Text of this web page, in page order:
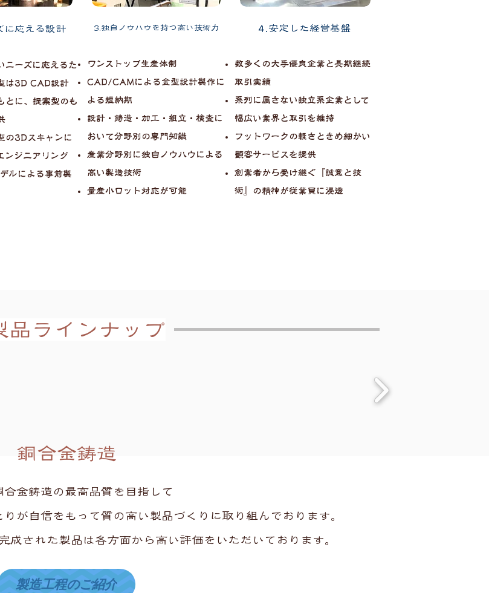
に応える設計
ニーズに応えるた
は3D CAD設計
とに、提案型のも
の3Dスキャンに
ンジニアリング
ルによる事前製
3.独自ノウハウを持つ高い技術力
ワンストップ生産体制
CAD/CAMによる金型設計製作に
よる短納期
設計・鋳造・加工・組立・検査に
おいて分野別の専門知識
産業分野別に独自ノウハウによる
高い製造技術
量産小ロット対応が可能
4.安定した経営基盤
数多くの大手優良企業と長期継続
取引実績
系列に属さない独立系企業として
幅広い業界と取引を維持
フットワークの軽さときめ細かい
顧客サービスを提供
創業者から受け継ぐ『誠意と技
術』の精神が従業員に浸透
品ラインナップ
​銅合金鋳造
合金鋳造の最高品質を目指して
が自信をもって質の高い製品づくりに取り組んでおります。
完成された製品は各方面から高い評価をいただいております。
製造工程のご紹介